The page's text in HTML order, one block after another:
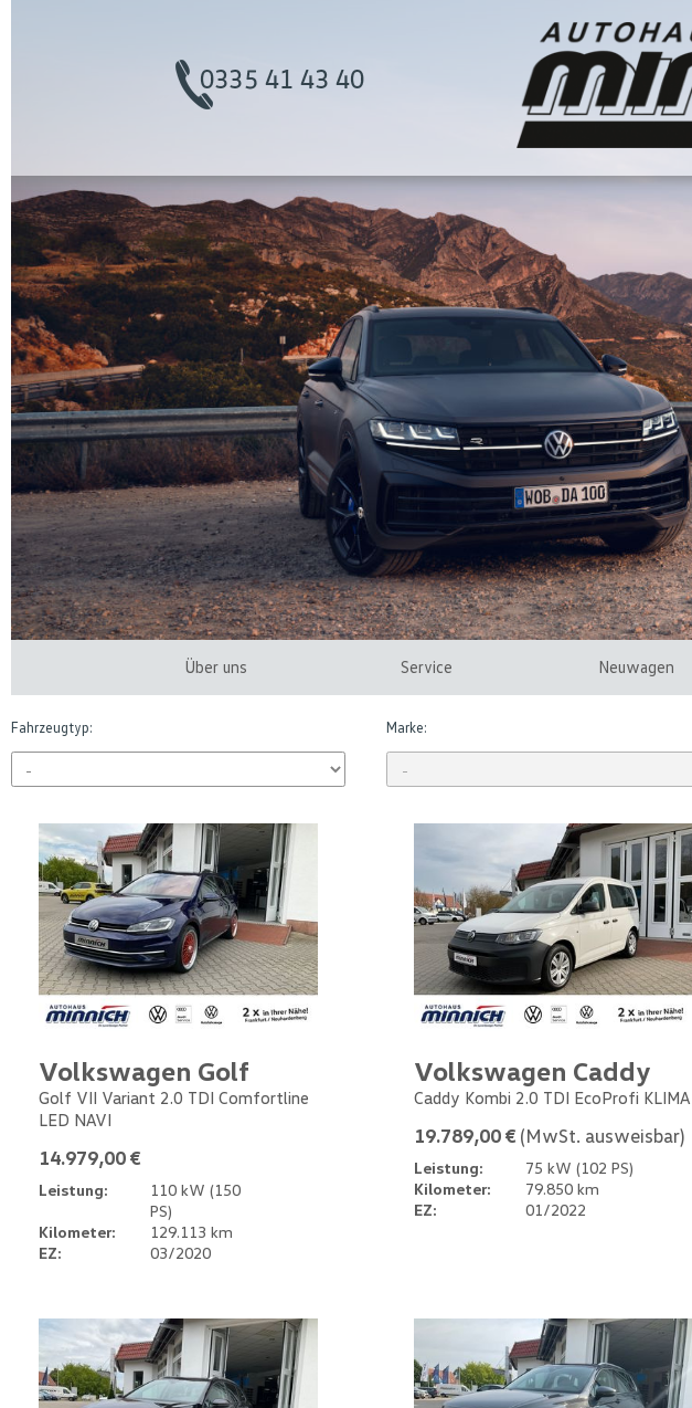
Über uns Service Neuwagen
Fahrzeugtyp: Marke:
Volkswagen Golf
Golf VII Variant 2.0 TDI Comfortline
LED NAVI
14.979,00 €
Leistung:
110 kW (150
PS)
Kilometer:
129.113 km
EZ:
03/2020
Volkswagen Caddy
Caddy Kombi 2.0 TDI EcoProfi KLIMA
19.789,00 € (MwSt. ausweisbar)
Leistung:
75 kW (102 PS)
Kilometer:
79.850 km
EZ:
01/2022